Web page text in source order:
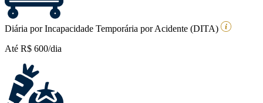
Diária por Incapacidade Temporária por Acidente (DITA)
Até R$ 600/dia